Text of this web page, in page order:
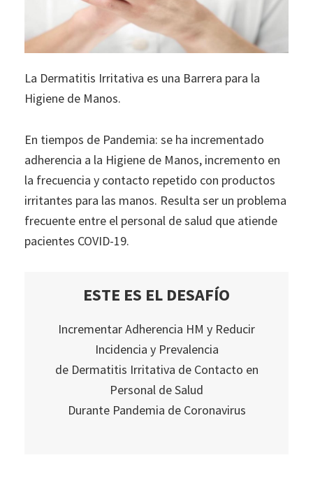
La Dermatitis Irritativa es una Barrera para la
Higiene de Manos.
En tiempos de Pandemia: se ha incrementado
adherencia a la Higiene de Manos, incremento en
la frecuencia y contacto repetido con productos
irritantes para las manos. Resulta ser un problema
frecuente entre el personal de salud que atiende
pacientes COVID-19.
ESTE ES EL DESAFÍO
Incrementar Adherencia HM y Reducir
Incidencia y Prevalencia
de Dermatitis Irritativa de Contacto en
Personal de Salud
Durante Pandemia de Coronavirus